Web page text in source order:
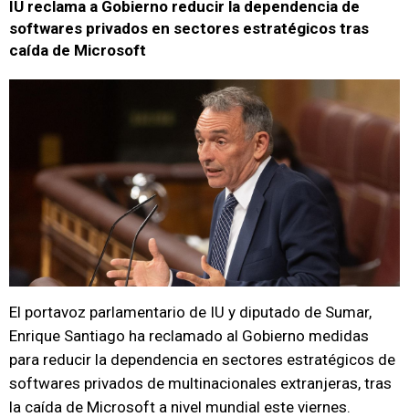
IU reclama a Gobierno reducir la dependencia de
softwares privados en sectores estratégicos tras
caída de Microsoft
El portavoz parlamentario de IU y diputado de Sumar,
Enrique Santiago ha reclamado al Gobierno medidas
para reducir la dependencia en sectores estratégicos de
softwares privados de multinacionales extranjeras, tras
la caída de Microsoft a nivel mundial este viernes.